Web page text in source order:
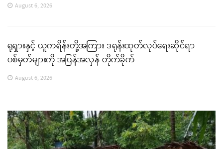
August 6, 2026
ရုရှားနှင့် ယူကရိန်းတို့အကြား ဒရုန်းထုတ်လုပ်ရေးဆိုင်ရာ
ပစ်မှတ်များကို အပြန်အလှန် တိုက်ခိုက်
August 6, 2026